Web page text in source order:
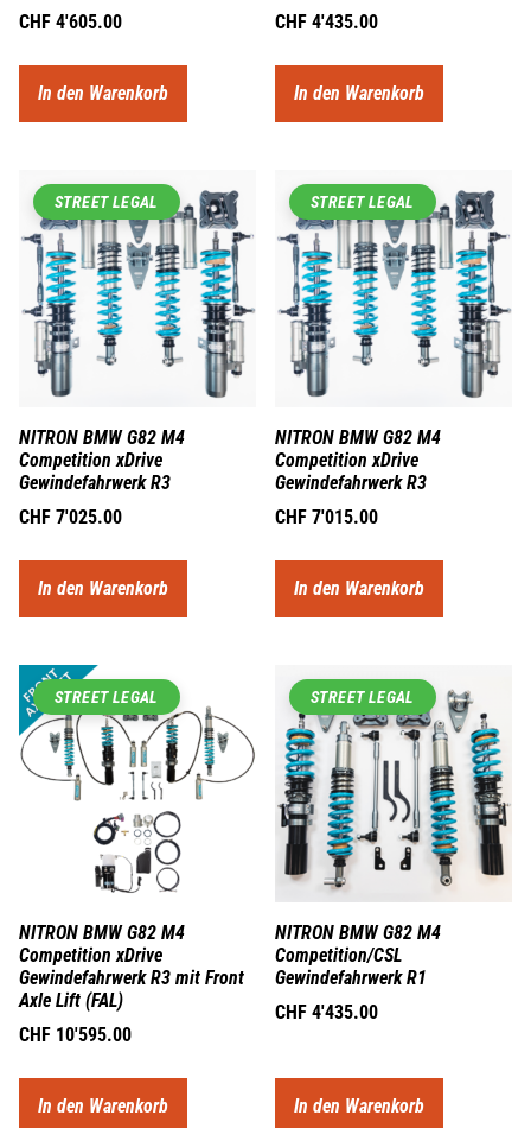
CHF 4'605.00
In den Warenkorb
CHF 4'435.00
In den Warenkorb
STREET LEGAL
NITRON BMW G82 M4
Competition xDrive
Gewindefahrwerk R3
CHF 7'025.00
In den Warenkorb
STREET LEGAL
NITRON BMW G82 M4
Competition xDrive
Gewindefahrwerk R3
CHF 7'015.00
In den Warenkorb
STREET LEGAL
NITRON BMW G82 M4
Competition xDrive
Gewindefahrwerk R3 mit Front
Axle Lift (FAL)
CHF 10'595.00
In den Warenkorb
STREET LEGAL
NITRON BMW G82 M4
Competition/CSL
Gewindefahrwerk R1
CHF 4'435.00
In den Warenkorb